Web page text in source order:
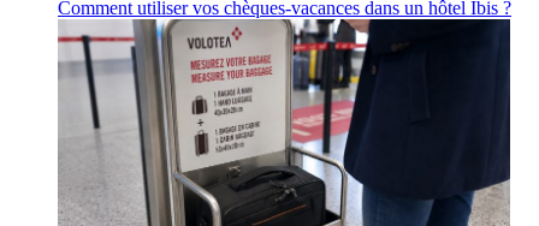
Comment utiliser vos chèques-vacances dans un hôtel Ibis ?